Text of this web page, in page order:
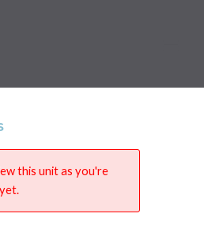
this unit as you're